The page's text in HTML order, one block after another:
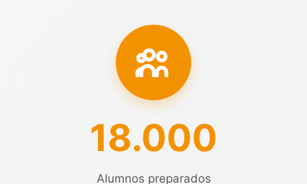
18.000
Alumnos preparados